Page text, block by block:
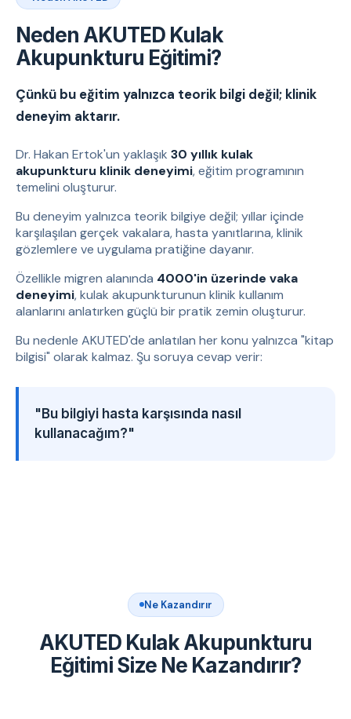
Neden AKUTED Kulak
Akupunkturu Eğitimi?
Çünkü bu eğitim yalnızca teorik bilgi değil; klinik
deneyim aktarır.
Dr. Hakan Ertok'un yaklaşık 30 yıllık kulak
akupunkturu klinik deneyimi, eğitim programının
temelini oluşturur.
Bu deneyim yalnızca teorik bilgiye değil; yıllar içinde
karşılaşılan gerçek vakalara, hasta yanıtlarına, klinik
gözlemlere ve uygulama pratiğine dayanır.
Özellikle migren alanında 4000'in üzerinde vaka
deneyimi, kulak akupunkturunun klinik kullanım
alanlarını anlatırken güçlü bir pratik zemin oluşturur.
Bu nedenle AKUTED'de anlatılan her konu yalnızca "kitap
bilgisi" olarak kalmaz. Şu soruya cevap verir:
"Bu bilgiyi hasta karşısında nasıl
kullanacağım?"
Ne Kazandırır
AKUTED Kulak Akupunkturu
Eğitimi Size Ne Kazandırır?